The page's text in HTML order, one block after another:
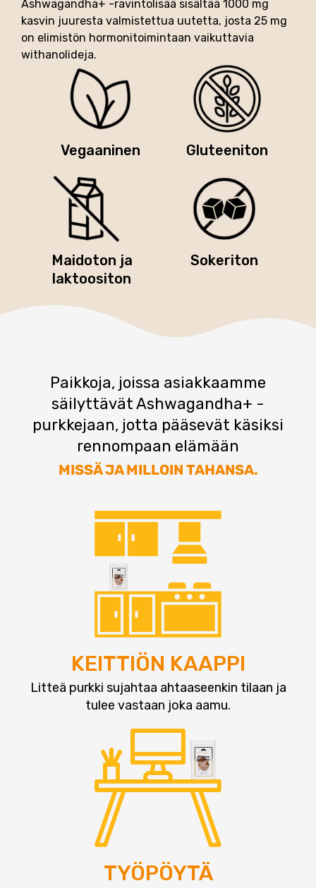
Ashwagandha+ -ravintolisää sisältää 1000 mg
kasvin juuresta valmistettua uutetta, josta 25 mg
on elimistön hormonitoimintaan vaikuttavia
withanolideja.
Vegaaninen Gluteeniton
Maidoton ja
laktoositon
Sokeriton
Paikkoja, joissa asiakkaamme
säilyttävät Ashwagandha+ -
purkkejaan, jotta pääsevät käsiksi
rennompaan elämään
MISSÄ JA MILLOIN TAHANSA.
KEITTIÖN KAAPPI
Litteä purkki sujahtaa ahtaaseenkin tilaan ja
tulee vastaan joka aamu.
TYÖPÖYTÄ